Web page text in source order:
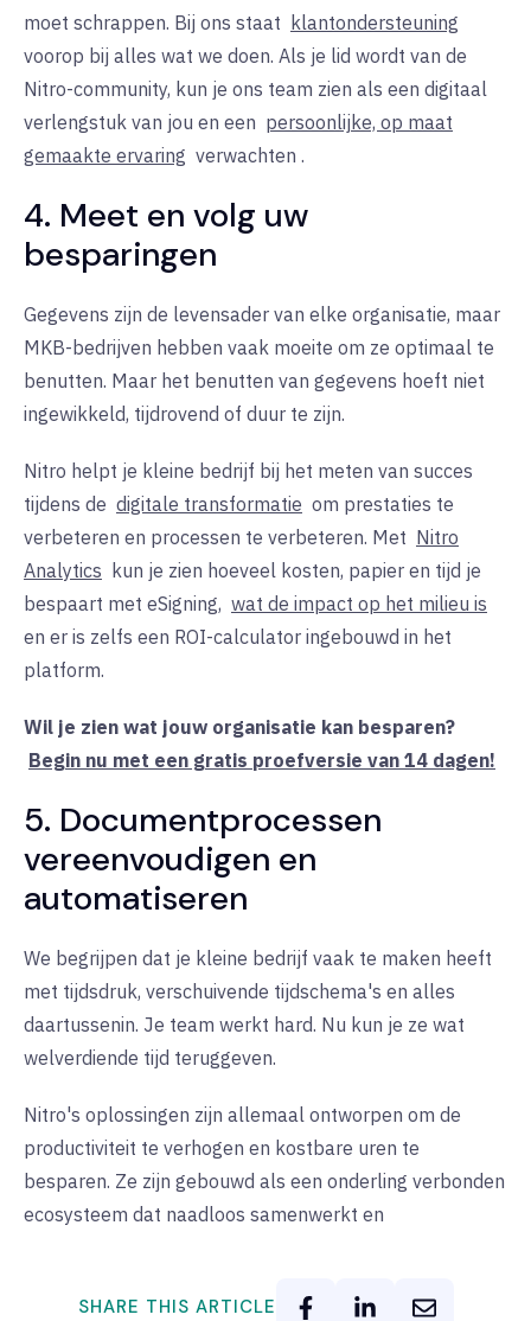
moet schrappen. Bij ons staat klantondersteuning
voorop bij alles wat we doen. Als je lid wordt van de
Nitro-community, kun je ons team zien als een digitaal
verlengstuk van jou en een persoonlijke, op maat
gemaakte ervaring verwachten .
4. Meet en volg uw
besparingen
Gegevens zijn de levensader van elke organisatie, maar
MKB-bedrijven hebben vaak moeite om ze optimaal te
benutten. Maar het benutten van gegevens hoeft niet
ingewikkeld, tijdrovend of duur te zijn.
Nitro helpt je kleine bedrijf bij het meten van succes
tijdens de digitale transformatie om prestaties te
verbeteren en processen te verbeteren. Met Nitro
Analytics kun je zien hoeveel kosten, papier en tijd je
bespaart met eSigning, wat de impact op het milieu is
en er is zelfs een ROI-calculator ingebouwd in het
platform.
Wil je zien wat jouw organisatie kan besparen?
Begin nu met een gratis proefversie van 14 dagen!
5. Documentprocessen
vereenvoudigen en
automatiseren
We begrijpen dat je kleine bedrijf vaak te maken heeft
met tijdsdruk, verschuivende tijdschema's en alles
daartussenin. Je team werkt hard. Nu kun je ze wat
welverdiende tijd teruggeven.
Nitro's oplossingen zijn allemaal ontworpen om de
productiviteit te verhogen en kostbare uren te
besparen. Ze zijn gebouwd als een onderling verbonden
ecosysteem dat naadloos samenwerkt en
SHARE THIS ARTICLE